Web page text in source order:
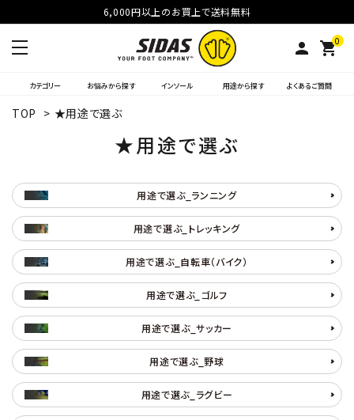
6,000円以上のお買上で送料無料
person 0
shopping_cart
カテゴリー お悩みから探す インソール 用途から探す よくあるご質問
TOP > ★用途で選ぶ
★用途で選ぶ
用途で選ぶ_ランニング
用途で選ぶ_トレッキング
用途で選ぶ_自転車（バイク）
用途で選ぶ_ゴルフ
用途で選ぶ_サッカー
用途で選ぶ_野球
用途で選ぶ_ラグビー